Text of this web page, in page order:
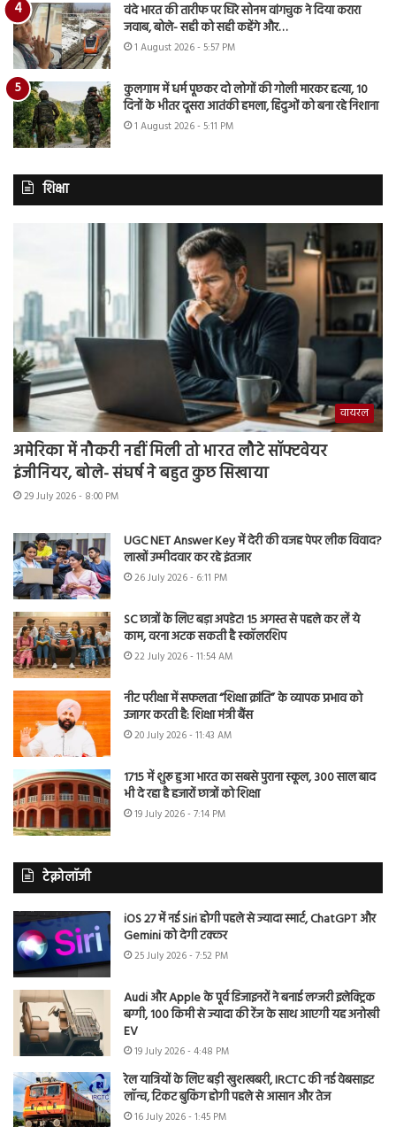
वंदे भारत की तारीफ पर घिरे सोनम वांगचुक ने दिया करारा
जवाब, बोले- सही को सही कहेंगे और…
1 August 2026 - 5:57 PM
कुलगाम में धर्म पूछकर दो लोगों की गोली मारकर हत्या, 10
दिनों के भीतर दूसरा आतंकी हमला, हिंदुओं को बना रहे निशाना
1 August 2026 - 5:11 PM
शिक्षा
वायरल
अमेरिका में नौकरी नहीं मिली तो भारत लौटे सॉफ्टवेयर
इंजीनियर, बोले- संघर्ष ने बहुत कुछ सिखाया
29 July 2026 - 8:00 PM
UGC NET Answer Key में देरी की वजह पेपर लीक विवाद?
लाखों उम्मीदवार कर रहे इंतजार
26 July 2026 - 6:11 PM
SC छात्रों के लिए बड़ा अपडेट! 15 अगस्त से पहले कर लें ये
काम, वरना अटक सकती है स्कॉलरशिप
22 July 2026 - 11:54 AM
नीट परीक्षा में सफलता “शिक्षा क्रांति” के व्यापक प्रभाव को
उजागर करती है: शिक्षा मंत्री बैंस
20 July 2026 - 11:43 AM
1715 में शुरू हुआ भारत का सबसे पुराना स्कूल, 300 साल बाद
भी दे रहा है हजारों छात्रों को शिक्षा
19 July 2026 - 7:14 PM
टेक्नोलॉजी
iOS 27 में नई Siri होगी पहले से ज्यादा स्मार्ट, ChatGPT और
Gemini को देगी टक्कर
25 July 2026 - 7:52 PM
Audi और Apple के पूर्व डिजाइनरों ने बनाई लग्जरी इलेक्ट्रिक
बग्गी, 100 किमी से ज्यादा की रेंज के साथ आएगी यह अनोखी
EV
19 July 2026 - 4:48 PM
रेल यात्रियों के लिए बड़ी खुशखबरी, IRCTC की नई वेबसाइट
लॉन्च, टिकट बुकिंग होगी पहले से आसान और तेज
16 July 2026 - 1:45 PM